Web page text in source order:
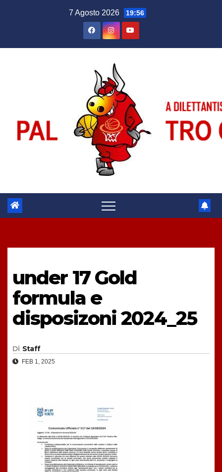
7 Agosto 2026 19:56
under 17 Gold
formula e
disposizoni 2024_25
Di Staff
FEB 1, 2025